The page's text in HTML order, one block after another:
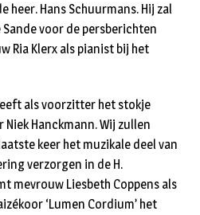
heer. Hans Schuurmans. Hij zal
voor de persberichten
Ria Klerx als pianist bij het
als voorzitter het stokje
Hanckmann. Wij zullen
keer het muzikale deel van
verzorgen in de H.
mevrouw Liesbeth Coppens als
‘Lumen Cordium’ het